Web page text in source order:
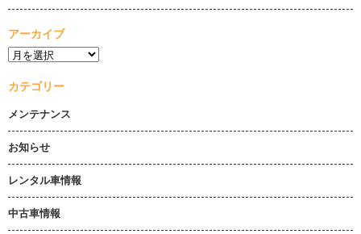
アーカイブ
カテゴリー
メンテナンス
お知らせ
レンタル車情報
中古車情報